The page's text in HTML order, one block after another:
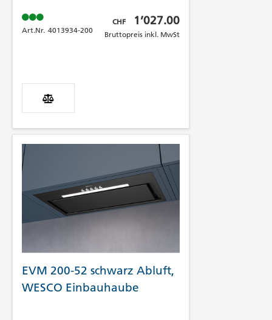
Bruttopreis inkl. MwSt
CHF 1’027.00
Bruttopreis inkl. MwSt
Art.Nr. 4013934-200
EVM 200-52 schwarz Abluft,
WESCO Einbauhaube